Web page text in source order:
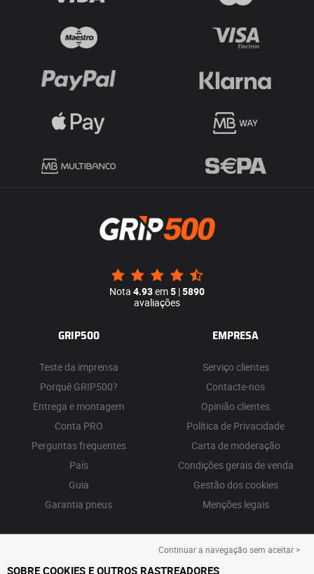
Nota 4.93em5 |5890
avaliações
GRIP500
Teste da imprensa
Porquê GRIP500?
Entrega e montagem
Conta PRO
Perguntas frequentes
País
Guia
Garantia pneus
EMPRESA
Serviço clientes
Contacte-nos
Opinião clientes
Política de Privacidade
Carta de moderação
Condições gerais de venda
Gestão dos cookies
Menções legais
Continuar a navegação sem aceitar >
SOBRE COOKIES E OUTROS RASTREADORES